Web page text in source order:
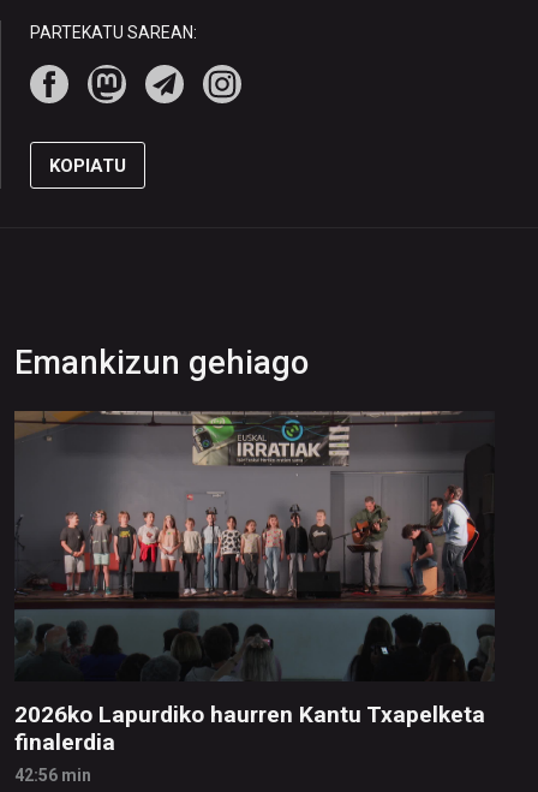
PARTEKATU SAREAN:
KOPIATU
Emankizun gehiago
2026ko Lapurdiko haurren Kantu Txapelketa
finalerdia
42:56 min